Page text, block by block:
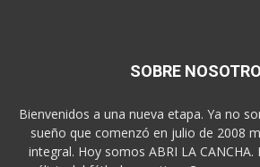
SOBRE
Bienvenidos a una nueva etapa. Ya no
sueño que comenzó en julio de 2008
integral. Hoy somos ABRI LA